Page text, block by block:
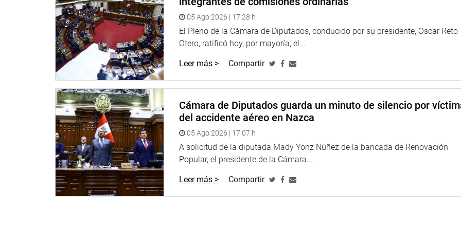
05 Ago 2026 | 17:28 h
El Pleno de la Cámara de Diputados, conducido por su presidente, Oscar Reto
Otero, ratificó hoy, por mayoría, el...
Leer más > Compartir
Cámara de Diputados guarda un minuto de silencio por
del accidente aéreo en Nazca
05 Ago 2026 | 17:07 h
A solicitud de la diputada Mady Yonz Núñez de la bancada de Renovación
Popular, el presidente de la Cámara...
Leer más > Compartir